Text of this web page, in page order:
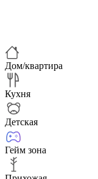
Дом/квартира
Кухня
Детская
Гейм зона